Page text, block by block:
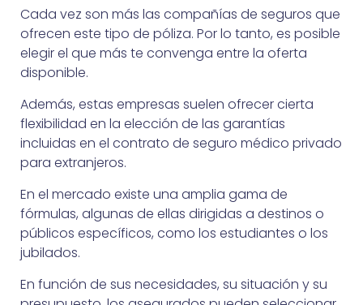
Cada vez son más las compañías de seguros que
ofrecen este tipo de póliza. Por lo tanto, es posible
elegir el que más te convenga entre la oferta
disponible.
Además, estas empresas suelen ofrecer cierta
flexibilidad en la elección de las garantías
incluidas en el contrato de seguro médico privado
para extranjeros.
En el mercado existe una amplia gama de
fórmulas, algunas de ellas dirigidas a destinos o
públicos específicos, como los estudiantes o los
jubilados.
En función de sus necesidades, su situación y su